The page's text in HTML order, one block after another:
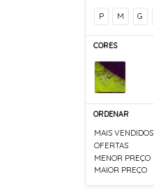
P M G
CORES
ORDENAR
MAIS VENDIDOS
OFERTAS
MENOR PREÇO
MAIOR PREÇO